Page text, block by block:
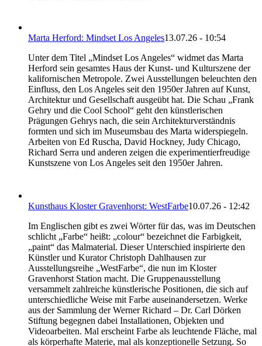
Marta Herford: Mindset Los Angeles13.07.26 - 10:54
Unter dem Titel „Mindset Los Angeles“ widmet das Marta
Herford sein gesamtes Haus der Kunst- und Kulturszene der
kalifornischen Metropole. Zwei Ausstellungen beleuchten den
Einfluss, den Los Angeles seit den 1950er Jahren auf Kunst,
Architektur und Gesellschaft ausgeübt hat. Die Schau „Frank
Gehry und die Cool School“ geht den künstlerischen
Prägungen Gehrys nach, die sein Architekturverständnis
formten und sich im Museumsbau des Marta widerspiegeln.
Arbeiten von Ed Ruscha, David Hockney, Judy Chicago,
Richard Serra und anderen zeigen die experimentierfreudige
Kunstszene von Los Angeles seit den 1950er Jahren.
Kunsthaus Kloster Gravenhorst: WestFarbe10.07.26 - 12:42
Im Englischen gibt es zwei Wörter für das, was im Deutschen
schlicht „Farbe“ heißt: „colour“ bezeichnet die Farbigkeit,
„paint“ das Malmaterial. Dieser Unterschied inspirierte den
Künstler und Kurator Christoph Dahlhausen zur
Ausstellungsreihe „WestFarbe“, die nun im Kloster
Gravenhorst Station macht. Die Gruppenausstellung
versammelt zahlreiche künstlerische Positionen, die sich auf
unterschiedliche Weise mit Farbe auseinandersetzen. Werke
aus der Sammlung der Werner Richard – Dr. Carl Dörken
Stiftung begegnen dabei Installationen, Objekten und
Videoarbeiten. Mal erscheint Farbe als leuchtende Fläche, mal
als körperhafte Materie, mal als konzeptionelle Setzung. So